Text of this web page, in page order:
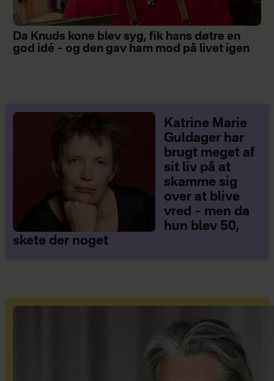
Da Knuds kone blev syg, fik hans døtre en
god idé – og den gav ham mod på livet igen
Katrine Marie
Guldager har
brugt meget af
sit liv på at
skamme sig
over at blive
vred – men da
hun blev 50,
skete der noget